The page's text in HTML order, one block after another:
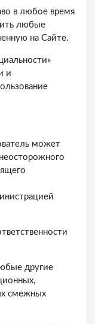
в любое время
любые
на Сайте.
и
может
другие
смежных